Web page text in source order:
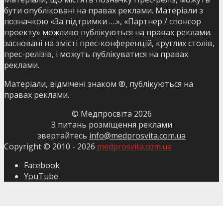
бути опубліковані на правах реклами. Матеріали з
позначкою «За підтримки ….», «Партнер / спонсор
проекту» можливо публікуються на правах реклами.
засновані на змісті прес-конференцій, круглих столів,
прес-релізів, і можуть публікуватися на правах
реклами.
Матеріали, відмічені знаком ®, публікуються на
правах реклами.
© Медпросвіта 2026
З питань розміщення реклами
звертайтесь info@medprosvita.com.ua
Copyright © 2010 - 2026 medprosvita.com.ua
Facebook
YouTube